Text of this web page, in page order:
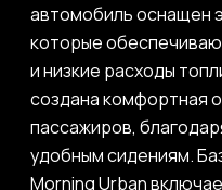
автомобиль оснащен
которые
и низкие расходы
создана комфортная
пассажиров,
удобным сидениям.
Morning Urban